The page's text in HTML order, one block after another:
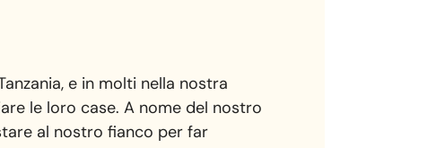
e in molti nella nostra
le loro case. A nome del nostro
al nostro fianco per far